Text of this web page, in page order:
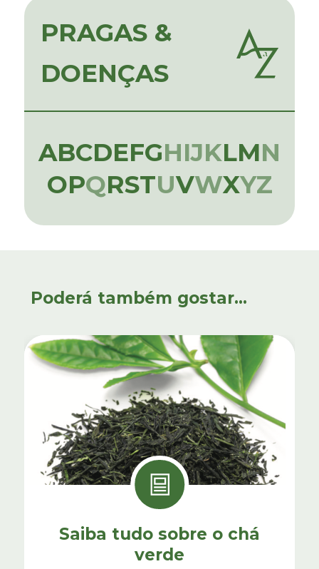
PRAGAS &
DOENÇAS
ABCDEFGHIJKLMN
OPQRSTUVWXYZ
Poderá também gostar...
Saiba tudo sobre o chá
verde